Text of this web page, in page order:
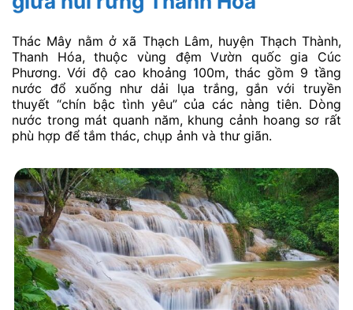
Thác Mây nằm ở xã Thạch Lâm, huyện Thạch Thành,
Thanh Hóa, thuộc vùng đệm Vườn quốc gia Cúc
Phương. Với độ cao khoảng 100m, thác gồm 9 tầng
nước đổ xuống như dải lụa trắng, gắn với truyền
thuyết “chín bậc tình yêu” của các nàng tiên. Dòng
nước trong mát quanh năm, khung cảnh hoang sơ rất
phù hợp để tắm thác, chụp ảnh và thư giãn.